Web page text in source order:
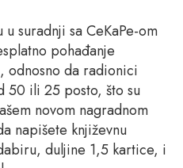
suradnji sa CeKaPe-om
pohađanje
odnosno da radionici
50 ili 25 posto, što su
novom nagradnom
napišete književnu
duljine 1,5 kartice, i